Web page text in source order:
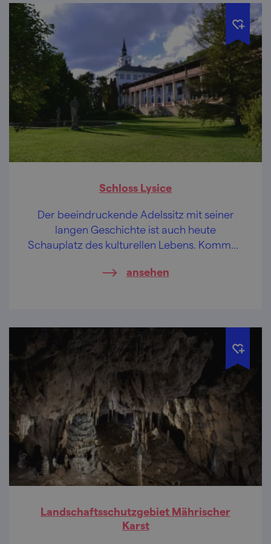
Schloss Lysice
Der beeindruckende Adelssitz mit seiner
langen Geschichte ist auch heute
Schauplatz des kulturellen Lebens. Kommen
Kostümen oder zur Hochzeitsmesse.
ansehen
Landschaftsschutzgebiet Mährischer
Karst